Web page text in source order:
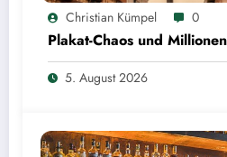
Christian Kümpel 0
Plakat-Chaos und
5. August 2026